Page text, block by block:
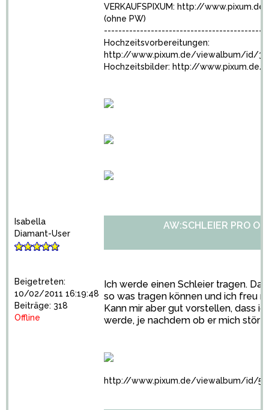
VERKAUFSPIXUM: http://
(ohne PW)
Hochzeitsvorbereitungen:
http://www.pixum.de/viewalbum/id/
Hochzeitsbilder: http://www.pixum.de/
Isabella
Diamant-User
Beigetreten:
10/02/2011 16:19:48
Beiträge: 318
Offline
AW:SCHLEIER PRO
Ich werde einen Schleier tragen.
so was tragen können und ich freu
Kann mir aber gut vorstellen, dass
werde, je nachdem ob er mich stört
http://www.pixum.de/viewalbum/id/